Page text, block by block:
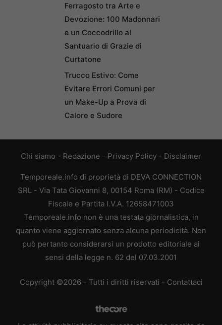
Ferragosto tra Arte e
Devozione: 100 Madonnari
e un Coccodrillo al
Santuario di Grazie di
Curtatone
Trucco Estivo: Come
Evitare Errori Comuni per
un Make-Up a Prova di
Calore e Sudore
Chi siamo - Redazione - Privacy Policy - Disclaimer
Temporeale.info di proprietà di DEVA CONNECTION
SRL - Via Tata Giovanni 8, 00154 Roma (RM) - Codice
Fiscale e Partita I.V.A. 12658471003
Temporeale.info non è una testata giornalistica, in
quanto viene aggiornato senza alcuna periodicità. Non
può pertanto considerarsi un prodotto editoriale ai
sensi della legge n. 62 del 07.03.2001
Copyright ©2026 - Tutti i diritti riservati - Contattaci